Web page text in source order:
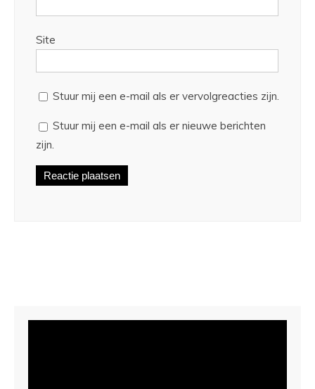
Site
Stuur mij een e-mail als er vervolgreacties zijn.
Stuur mij een e-mail als er nieuwe berichten
zijn.